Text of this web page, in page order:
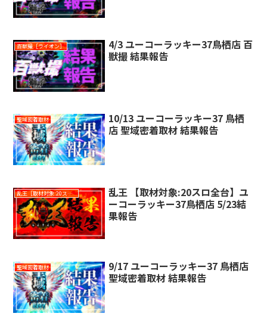
百獣撮［ライオン］
4/3 ユーコーラッキー37鳥栖店 百
獣撮 結果報告
聖域密着取材
10/13 ユーコーラッキー37 鳥栖
店 聖域密着取材 結果報告
乱王［取材対象:20スロ全台］
乱王 【取材対象:20スロ全台】ユ
ーコーラッキー37鳥栖店 5/23結
果報告
聖域密着取材
9/17 ユーコーラッキー37 鳥栖店
聖域密着取材 結果報告